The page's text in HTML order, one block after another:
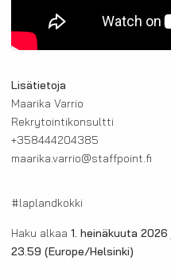
Lisätietoja
Maarika Varrio
Rekrytointikonsultti
+358444204385
maarika.varrio@staffpoint.fi
#laplandkokki
Haku alkaa 1. heinäkuuta 2026
23.59 (Europe/Helsinki)